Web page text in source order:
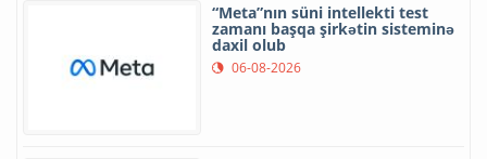
“Meta”nın süni intellekti test
zamanı başqa şirkətin sisteminə
daxil olub
06-08-2026